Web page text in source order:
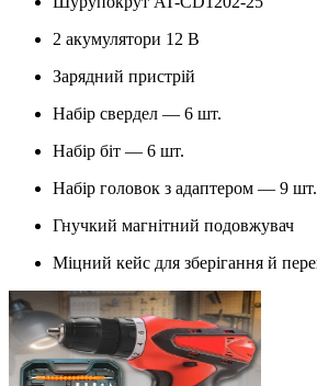
2 акумулятори 12 В
Зарядний пристрій
Набір свердел — 6 шт.
Набір біт — 6 шт.
Набір головок з адаптером — 9
Гнучкий магнітний подовжувач
Міцний кейс для зберігання й